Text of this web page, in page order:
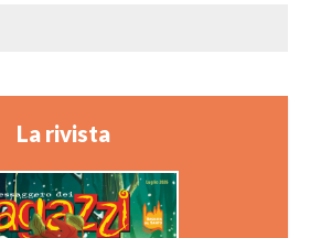
La rivista